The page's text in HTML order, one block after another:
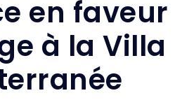
en faveur
à la Villa